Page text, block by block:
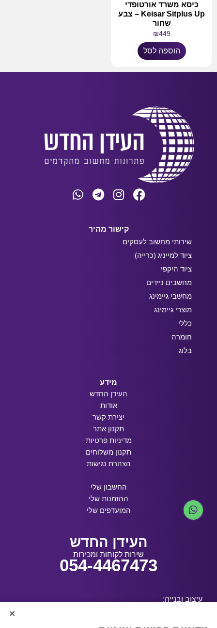
כיסא משרד אורטופדי
Keisar Sitplus Up – צבע
שחור
₪449
הוספה לסל
קישור מהיר
שירותי מחשוב לעסקים
ציוד למייניג (כרייה)
ציוד היקפי
מחשבים ניידים
מחשבי גיימינג
מוצרי גיימינג
כללי
חומרה
בלוג
מידע
העידן החדש
אודות
יצירת קשר
תקנון אתר
מדיניות פרטיות
תקנון משלוחים
הצהרת נגישות
החשבון שלי
ההזמנות שלי
המועדפים שלי
העידן החדש
שירות לקוחות ומכירות
054-4467473
עיצוב ובנייה: